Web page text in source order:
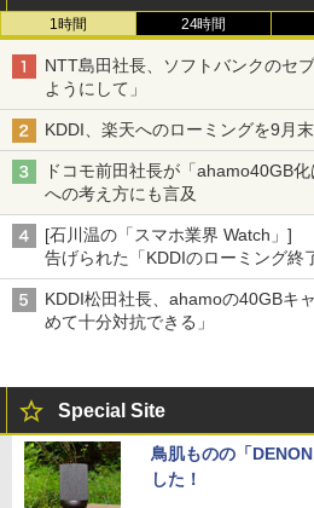
1時間 24時間
NTT島田社長、ソフトバンクのセ
ようにして」
KDDI、楽天へのローミングを9月
ドコモ前田社長が「ahamo40GB
への考え方にも言及
[石川温の「スマホ業界 Watch」]
告げられた「KDDIのローミング終
穴と楽天モバイルの課題
KDDI松田社長、ahamoの40GBキ
めて十分対抗できる」
Special Site
鳥肌ものの「
した！